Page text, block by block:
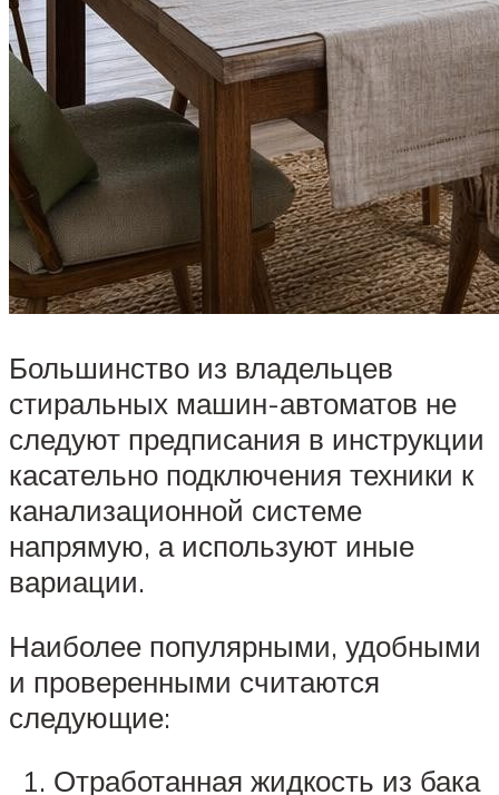
Большинство из владельцев
стиральных машин-автоматов не
следуют предписания в инструкции
касательно подключения техники к
канализационной системе
напрямую, а используют иные
вариации.
Наиболее популярными, удобными
и проверенными считаются
следующие:
Отработанная жидкость из бака